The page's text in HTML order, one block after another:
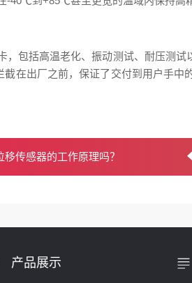
，包括高温老化、振动测试、耐压测
截在出厂之前，保证了交付到用户手
传感器的工作原理吗？
产品展示